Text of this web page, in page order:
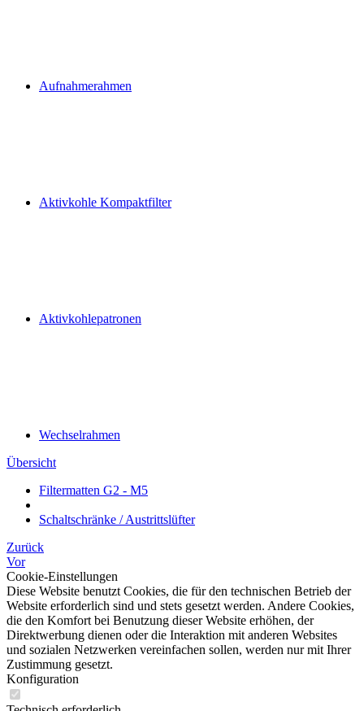
Aufnahmerahmen
Aktivkohle Kompaktfilter
Aktivkohlepatronen
Wechselrahmen
Übersicht
Filtermatten G2 - M5
Schaltschränke / Austrittslüfter
Zurück
Vor
Cookie-Einstellungen
Diese Website benutzt Cookies, die für den technischen Betrieb der
Website erforderlich sind und stets gesetzt werden. Andere Cookies,
die den Komfort bei Benutzung dieser Website erhöhen, der
Direktwerbung dienen oder die Interaktion mit anderen Websites
und sozialen Netzwerken vereinfachen sollen, werden nur mit Ihrer
Zustimmung gesetzt.
Konfiguration